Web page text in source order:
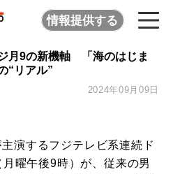
情報提供する
月9の新機軸 「海のはじま
“リアル”
2024年09月09日
演するフジテレビ系連続ド
曜午後9時）が、従来の男